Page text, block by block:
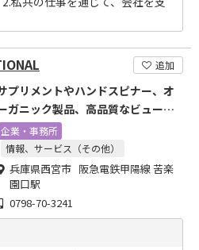
追加
プリメントやハンドスピナー、オ
ガニック製品、高品質なビューテ
製品等の輸入販売会社
企業・事務所
情報、サービス（その他）
兵庫県西宮市 阪急電鉄甲陽線 苦楽
園口駅
0798-70-3241